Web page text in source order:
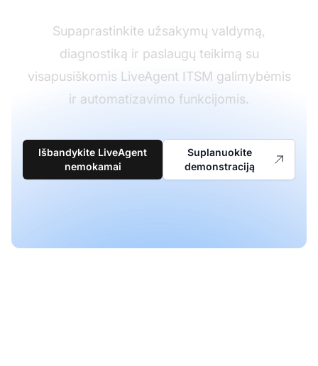
Supaprastinkite užsakymų valdymą,
diagnostiką ir paslaugų teikimą su
visapusiškomis LiveAgent ITSM galimybėmis
ir automatizavimo funkcijomis.
Išbandykite LiveAgent
nemokamai
Suplanuokite
demonstraciją